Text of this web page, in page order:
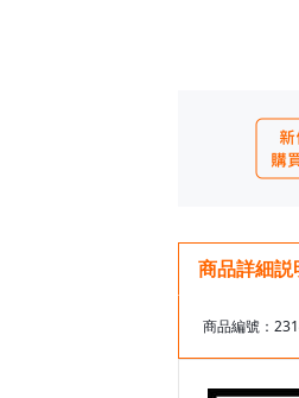
商品詳細説
商品編號：